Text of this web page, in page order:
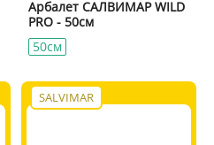
Арбалет САЛВИМАР WILD
PRO - 50см
50см
SALVIMAR